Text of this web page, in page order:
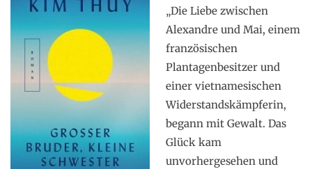
„Die Liebe zwischen
Alexandre und Mai, einem
französischen
Plantagenbesitzer und
einer vietnamesischen
Widerstandskämpferin,
begann mit Gewalt. Das
Glück kam
unvorhergesehen und